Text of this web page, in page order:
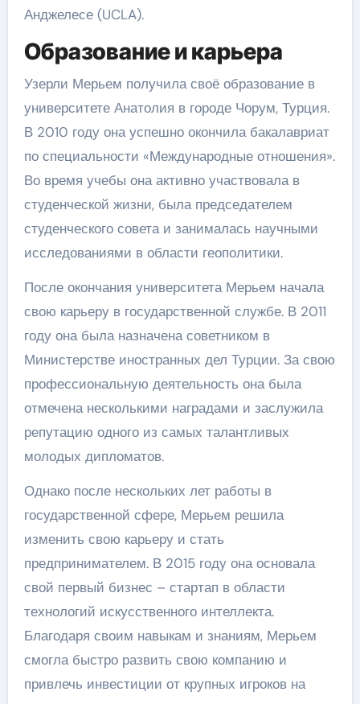
Анджелесе (UCLA).
Образование и карьера
Узерли Мерьем получила своё образование в
университете Анатолия в городе Чорум, Турция.
В 2010 году она успешно окончила бакалавриат
по специальности «Международные отношения».
Во время учебы она активно участвовала в
студенческой жизни, была председателем
студенческого совета и занималась научными
исследованиями в области геополитики.
После окончания университета Мерьем начала
свою карьеру в государственной службе. В 2011
году она была назначена советником в
Министерстве иностранных дел Турции. За свою
профессиональную деятельность она была
отмечена несколькими наградами и заслужила
репутацию одного из самых талантливых
молодых дипломатов.
Однако после нескольких лет работы в
государственной сфере, Мерьем решила
изменить свою карьеру и стать
предпринимателем. В 2015 году она основала
свой первый бизнес – стартап в области
технологий искусственного интеллекта.
Благодаря своим навыкам и знаниям, Мерьем
смогла быстро развить свою компанию и
привлечь инвестиции от крупных игроков на